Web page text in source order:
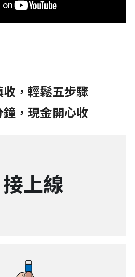
，輕鬆五步驟
，現金開心收
上線